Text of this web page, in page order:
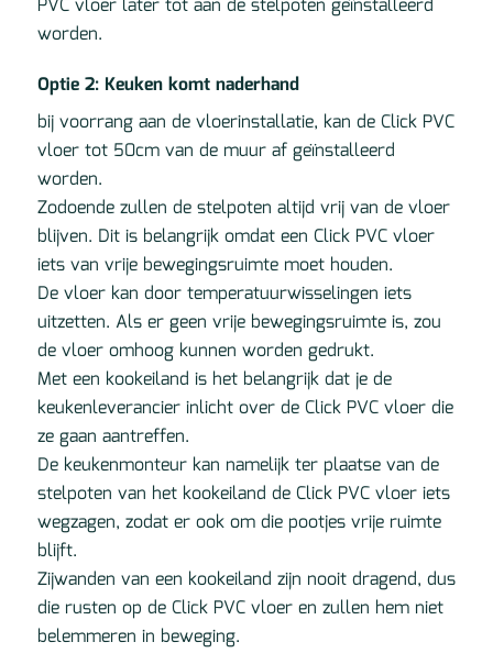
PVC vloer later tot aan de stelpoten geïnstalleerd
worden.
Optie 2: Keuken komt naderhand
bij voorrang aan de vloerinstallatie, kan de Click PVC
vloer tot 50cm van de muur af geïnstalleerd
worden.
Zodoende zullen de stelpoten altijd vrij van de vloer
blijven. Dit is belangrijk omdat een Click PVC vloer
iets van vrije bewegingsruimte moet houden.
De vloer kan door temperatuurwisselingen iets
uitzetten. Als er geen vrije bewegingsruimte is, zou
de vloer omhoog kunnen worden gedrukt.
Met een kookeiland is het belangrijk dat je de
keukenleverancier inlicht over de Click PVC vloer die
ze gaan aantreffen.
De keukenmonteur kan namelijk ter plaatse van de
stelpoten van het kookeiland de Click PVC vloer iets
wegzagen, zodat er ook om die pootjes vrije ruimte
blijft.
Zijwanden van een kookeiland zijn nooit dragend, dus
die rusten op de Click PVC vloer en zullen hem niet
belemmeren in beweging.